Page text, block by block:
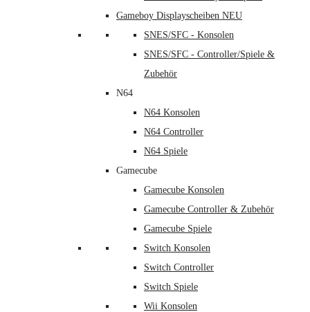
Gameboy Displayscheiben NEU
SNES/SFC - Konsolen
SNES/SFC - Controller/Spiele &
Zubehör
N64
N64 Konsolen
N64 Controller
N64 Spiele
Gamecube
Gamecube Konsolen
Gamecube Controller & Zubehör
Gamecube Spiele
Switch Konsolen
Switch Controller
Switch Spiele
Wii Konsolen